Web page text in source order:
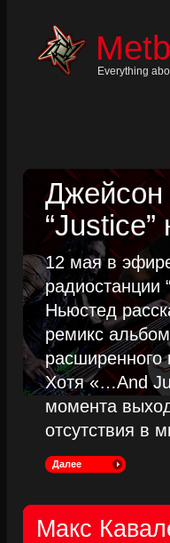
Everything
Джейсон
12 мая в
радиостанции
Ньюстед
ремикс
расширенного
Хотя «…And
момента
отсутствия в
Далее
Макс